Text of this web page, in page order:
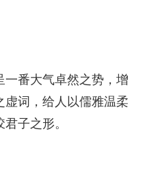
番大气卓然之势，增
词，给人以儒雅温柔
子之形。